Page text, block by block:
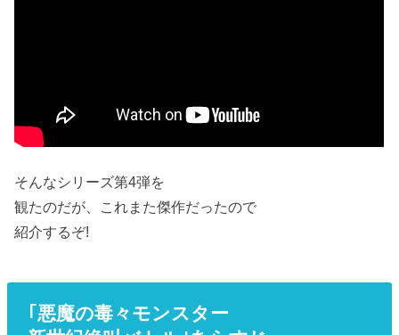
そんなシリーズ第4弾を
観たのだが、これまた傑作だったので
紹介するぞ!
｢悪魔の毒々モンスター